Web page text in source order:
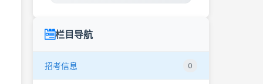
栏目导航
招考信息 0